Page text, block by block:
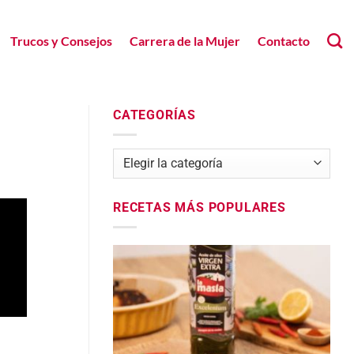
Trucos y Consejos Carrera de la Mujer Contacto
CATEGORÍAS
Categorías
RECETAS MÁS POPULARES